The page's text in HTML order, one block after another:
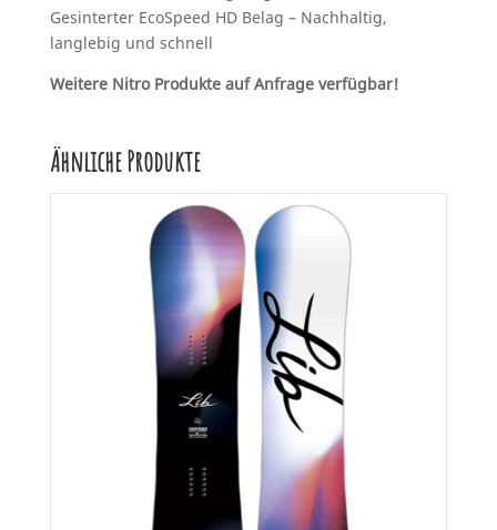
Gesinterter EcoSpeed HD Belag – Nachhaltig,
langlebig und schnell
Weitere Nitro Produkte auf Anfrage verfügbar!
Ähnliche Produkte